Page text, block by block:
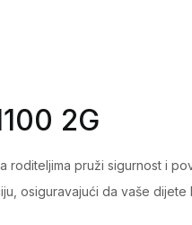
2G
roditeljima pruži sigurnost i
osiguravajući da vaše